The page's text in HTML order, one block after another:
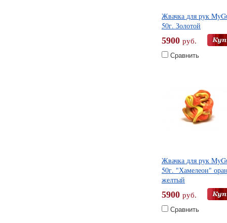
Жвачка для рук
50г. Золотой
5900 руб.
Сравнить
Жвачка для рук
50г. "Хамелеон"
желтый
5900 руб.
Сравнить